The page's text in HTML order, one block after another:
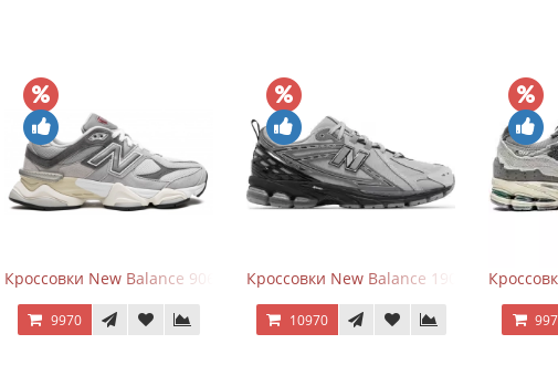
Кроссовки New Balance 9060 Rain Cloud Grey
9970
Кроссовки New Balance 1906R Brighton
10970